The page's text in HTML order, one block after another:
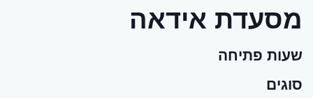
מסעדת אידאה
שעות פתיחה
סוגים